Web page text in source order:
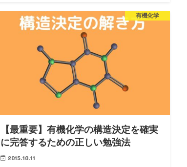
有機化学
【最重要】有機化学の構造決定を確実
に完答するための正しい勉強法
2015.10.11